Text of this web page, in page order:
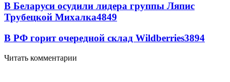
В Беларуси осудили лидера группы Ляпис
Трубецкой Михалка4849
В РФ горит очередной склад Wildberries3894
Читать комментарии